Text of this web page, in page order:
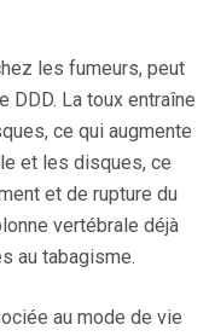
les fumeurs, peut
DDD. La toux entraîne
ce qui augmente
et les disques, ce
et de rupture du
vertébrale déjà
au tabagisme.
au mode de vie